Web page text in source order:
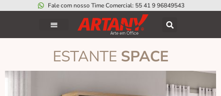
Fale com nosso Time Comercial: 55 41 9 96849543
ESTANTE SPACE